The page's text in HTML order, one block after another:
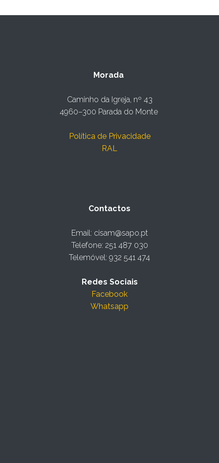
Morada
Caminho da Igreja, nº 43
4960–300 Parada do Monte
Política de Privacidade
RAL
Contactos
Email: cisam@sapo.pt
Telefone: 251 487 030
Telemóvel: 932 541 474
Redes Sociais
Facebook
Whatsapp